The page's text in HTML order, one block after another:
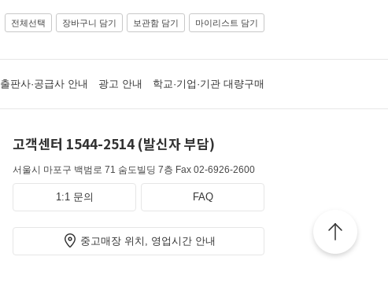
전체선택 장바구니 담기 보관함 담기 마이리스트 담기
출판사·공급사 안내 광고 안내 학교·기업·기관 대량구매
고객센터 1544-2514 (발신자 부담)
서울시 마포구 백범로 71 숨도빌딩 7층 Fax 02-6926-2600
1:1 문의 FAQ
중고매장 위치, 영업시간 안내